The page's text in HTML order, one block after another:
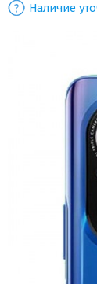
Наличие